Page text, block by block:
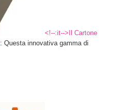
<!--:it-->Il Cartone
: Questa innovativa gamma di